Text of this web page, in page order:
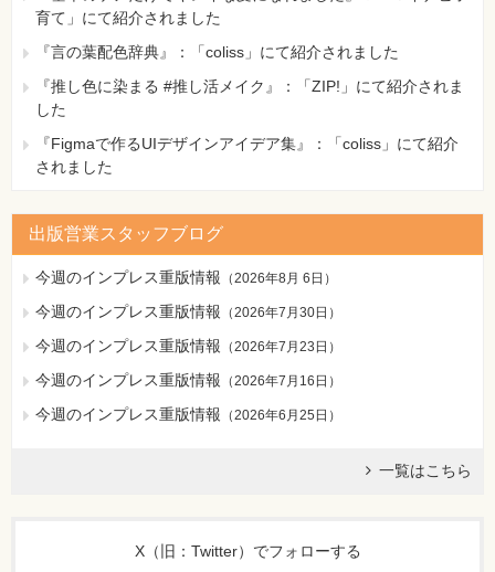
育て」にて紹介されました
『言の葉配色辞典』：「coliss」にて紹介されました
『推し色に染まる #推し活メイク』：「ZIP!」にて紹介されま
した
『Figmaで作るUIデザインアイデア集』：「coliss」にて紹介
されました
出版営業スタッフブログ
今週のインプレス重版情報 （2026年8月 6日 ）
今週のインプレス重版情報 （2026年7月30日 ）
今週のインプレス重版情報 （2026年7月23日 ）
今週のインプレス重版情報 （2026年7月16日 ）
今週のインプレス重版情報 （2026年6月25日 ）
一覧はこちら
X（旧：Twitter）でフォローする